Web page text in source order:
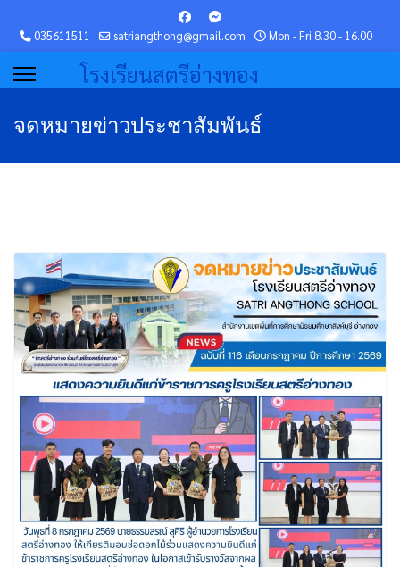
035611511 satriangthong@gmail.com Mon - Fri 8.30 - 16.00
โรงเรียนสตรีอ่างทอง
จดหมายข่าวประชาสัมพันธ์